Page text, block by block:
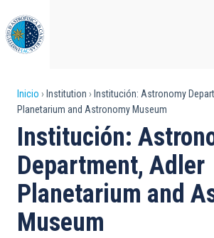
al
contenido
principal
Sobrescribir
enlaces
de
ayuda
a
la
Inicio Institution
Institución: Astronomy
Planetarium and Astronomy Museum
Institución:
Department, Adler
Planetarium and
Museum